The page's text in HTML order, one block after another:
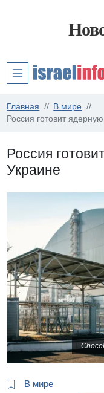
Главная
В мире
Россия готовит
Россия
Украине
В мире